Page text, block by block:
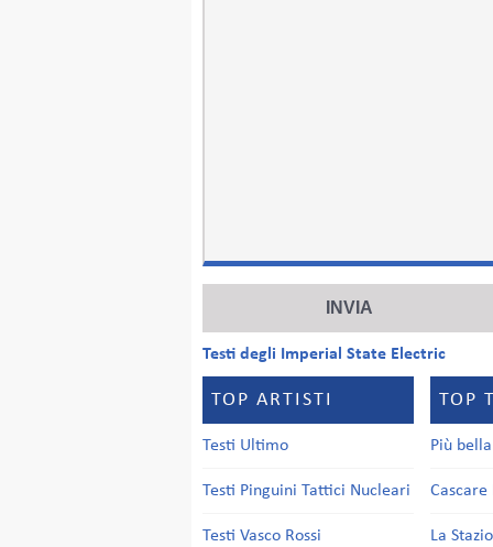
Testi degli Imperial State Electric
TOP ARTISTI
Testi Ultimo
Testi Pinguini Tattici Nucleari
Testi Vasco Rossi
TOP
Più
Cascare
La